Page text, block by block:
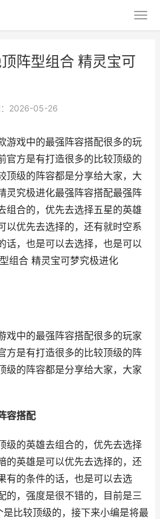
阵型组合 精灵宝可
：2026-05-26
游戏中的最强阵容搭配很多的玩
官方是有打造很多的比较顶级的
顶级的阵容都是分享给大家，大
灵究极进化最强阵容搭配最强阵
组合的，优先去选择五星的英雄
以优先去选择的，还有就时空系
话，也是可以去选择，也是可以
组合 精灵宝可梦究极进化
中的最强阵容搭配很多的玩家
方是有打造很多的比较顶级的阵
级的阵容都是分享给大家，大家
容搭配
的英雄去组合的，优先去选择
的英雄是可以优先去选择的，还
有的条件的话，也是可以去选
的，强度是很不错的，目前是三
比较顶级的，接下来小编是将最